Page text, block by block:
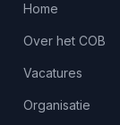
Home
Over het COB
Vacatures
Organisatie